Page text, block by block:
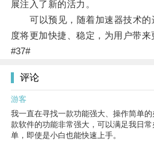
展注入了新的活力。
可以预见，随着加速器技术的
度将更加快捷、稳定，为用户带来
#37#
评论
游客
我一直在寻找一款功能强大、操作简单
款软件的功能非常强大，可以满足我日
单，即使是小白也能快速上手。